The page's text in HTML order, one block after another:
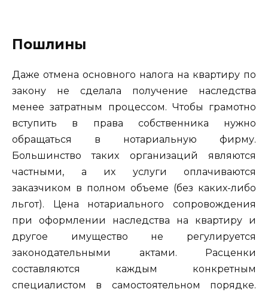
Пошлины
Даже отмена основного налога на квартиру по
закону не сделала получение наследства
менее затратным процессом. Чтобы грамотно
вступить в права собственника нужно
обращаться в нотариальную фирму.
Большинство таких организаций являются
частными, а их услуги оплачиваются
заказчиком в полном объеме (без каких-либо
льгот). Цена нотариального сопровождения
при оформлении наследства на квартиру и
другое имущество не регулируется
законодательными актами. Расценки
составляются каждым конкретным
специалистом в самостоятельном порядке.